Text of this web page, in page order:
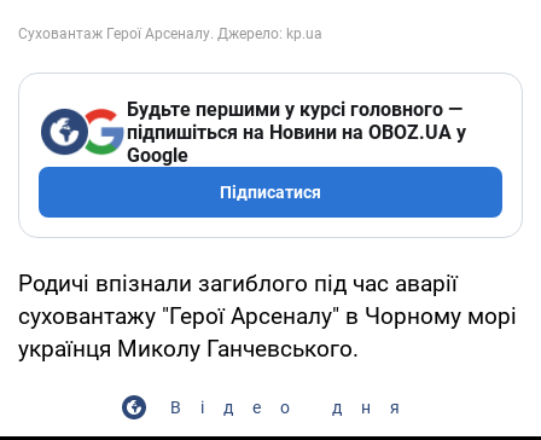
Будьте першими у курсі головного —
підпишіться на Новини на OBOZ.UA у
Google
Підписатися
Родичі впізнали загиблого під час аварії
суховантажу "Герої Арсеналу" в Чорному морі
українця Миколу Ганчевського.
Відео дня